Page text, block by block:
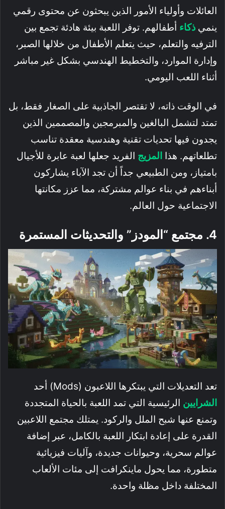
العائلات وأولياء الأمور الذين يبحثون عن محتوى رقمي
ينمي ذكاء أطفالهم. توفر اللعبة بيئة هادئة تجمع بين
الترفيه والتعلم، حيث يتعلم الأطفال من خلالها الصبر،
وإدارة الموارد، والتخطيط الهندسي بشكل غير مباشر
أثناء اللعب اليومي.
في الوقت ذاته، لا تقتصر الجاذبية على الصغار فقط، بل
تمتد لتشمل البالغين والمبرمجين والمصممين الذين
يجدون فيها تحديات تقنية وهندسية معقدة تناسب
تطلعاتهم. هذا المزيج الفريد جعلها لعبة عابرة للأجيال
بامتياز، ومن الطبيعي جداً أن تجد الآباء يشاركون
أبناءهم في بناء عوالم مشتركة، مما عزز مكانتها
الاجتماعية حول العالم.
4. مجتمع “المودز” والتحديثات المستمرة
تعد التعديلات التي يبتكرها اللاعبون (Mods) أحد
الشرايين الرئيسية التي تمد اللعبة بالحياة المتجددة
وتمنع عنها شبح الملل والركود. يمتلك مجتمع اللاعبين
القدرة على إعادة ابتكار اللعبة بالكامل، عبر إضافة
عوالم سحرية، وحيوانات جديدة، وآليات فيزيائية
متطورة، مما يحول ماينكرافت إلى مئات الألعاب
المختلفة داخل مظلة واحدة.